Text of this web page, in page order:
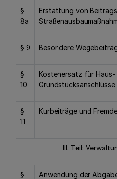
§
8a
Erstattung von
§ 9 Besondere
§
10
Kostenersatz für Haus-
Grundstücksanschlüsse
§
11
Kurbeiträge und
III. Teil:
§
Anwendung der